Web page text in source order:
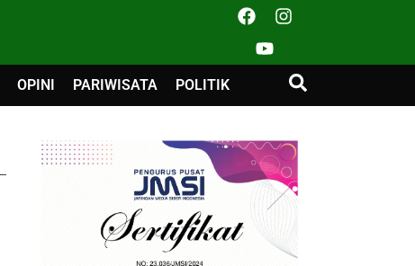
OPINI PARIWISATA POLITIK